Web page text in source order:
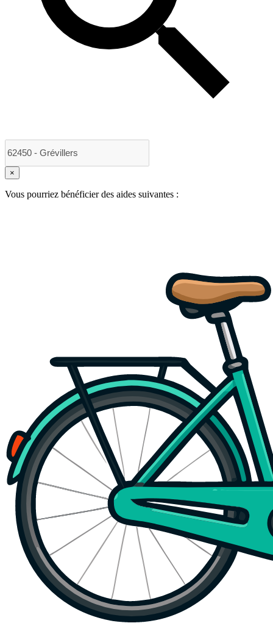
×
Vous pourriez bénéficier des aides suivantes :